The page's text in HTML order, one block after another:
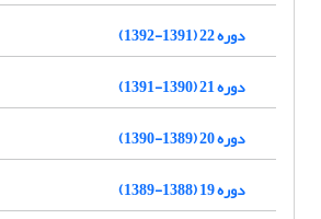
دوره 22 (1391-1392)
دوره 21 (1390-1391)
دوره 20 (1389-1390)
دوره 19 (1388-1389)